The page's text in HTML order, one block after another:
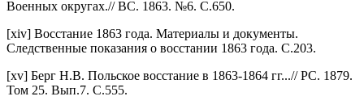
Военных округах.// ВС. 1863. №6. С.650.
[xiv] Восстание 1863 года. Материалы и документы.
Следственные показания о восстании 1863 года. С.203.
[xv] Берг Н.В. Польское восстание в 1863-1864 гг...// РС. 1879.
Том 25. Вып.7. С.555.